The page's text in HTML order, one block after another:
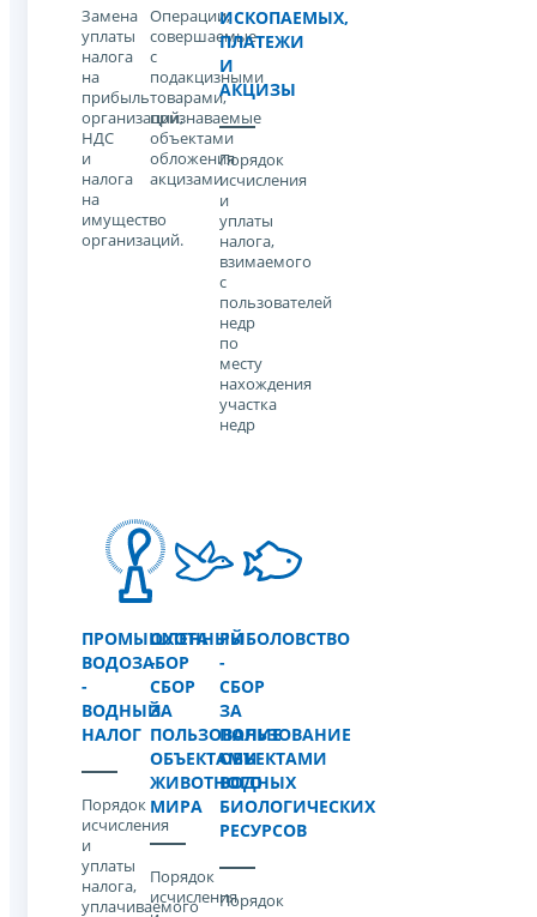
Замена
уплаты
налога
на
прибыль
организаций,
НДС
и
налога
на
имущество
организаций.
Операции,
совершаемые
с
подакцизными
товарами,
признаваемые
объектами
обложения
акцизами
ИСКОПАЕМЫХ,
ПЛАТЕЖИ
И
АКЦИЗЫ
Порядок
исчисления
и
уплаты
налога,
взимаемого
с
пользователей
недр
по
месту
нахождения
участка
недр
ПРОМЫШЛЕННЫЙ
ВОДОЗАБОР
-
ВОДНЫЙ
НАЛОГ
Порядок
исчисления
и
уплаты
налога,
уплачиваемого
ОХОТА
-
СБОР
ЗА
ПОЛЬЗОВАНИЕ
ОБЪЕКТАМИ
ЖИВОТНОГО
МИРА
Порядок
исчисления
РЫБОЛОВСТВО
-
СБОР
ЗА
ПОЛЬЗОВАНИЕ
ОБЪЕКТАМИ
ВОДНЫХ
БИОЛОГИЧЕСКИХ
РЕСУРСОВ
Порядок